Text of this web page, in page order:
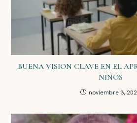
BUENA VISION CLAVE EN EL
NIÑOS
noviembre 3,